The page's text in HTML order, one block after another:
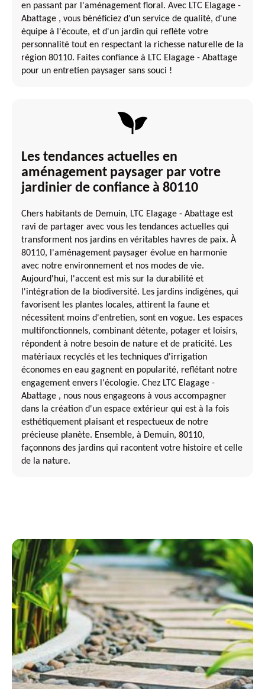
en passant par l'aménagement floral. Avec LTC Elagage -
Abattage , vous bénéficiez d'un service de qualité, d'une
équipe à l'écoute, et d'un jardin qui reflète votre
personnalité tout en respectant la richesse naturelle de la
région 80110. Faites confiance à LTC Elagage - Abattage
pour un entretien paysager sans souci !
Les tendances actuelles en
aménagement paysager par votre
jardinier de confiance à 80110
Chers habitants de Demuin, LTC Elagage - Abattage est
ravi de partager avec vous les tendances actuelles qui
transforment nos jardins en véritables havres de paix. À
80110, l'aménagement paysager évolue en harmonie
avec notre environnement et nos modes de vie.
Aujourd'hui, l'accent est mis sur la durabilité et
l'intégration de la biodiversité. Les jardins indigènes, qui
favorisent les plantes locales, attirent la faune et
nécessitent moins d'entretien, sont en vogue. Les espaces
multifonctionnels, combinant détente, potager et loisirs,
répondent à notre besoin de nature et de praticité. Les
matériaux recyclés et les techniques d'irrigation
économes en eau gagnent en popularité, reflétant notre
engagement envers l'écologie. Chez LTC Elagage -
Abattage , nous nous engageons à vous accompagner
dans la création d'un espace extérieur qui est à la fois
esthétiquement plaisant et respectueux de notre
précieuse planète. Ensemble, à Demuin, 80110,
façonnons des jardins qui racontent votre histoire et celle
de la nature.